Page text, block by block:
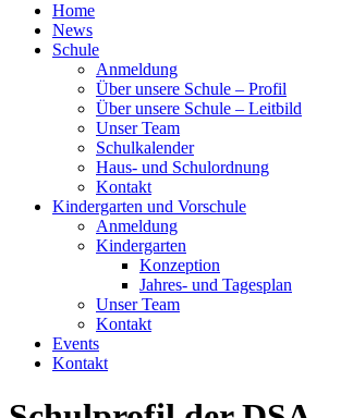
Home
News
Schule
Anmeldung
Über unsere Schule – Profil
Über unsere Schule – Leitbild
Unser Team
Schulkalender
Haus- und Schulordnung
Kontakt
Kindergarten und Vorschule
Anmeldung
Kindergarten
Konzeption
Jahres- und Tagesplan
Unser Team
Kontakt
Events
Kontakt